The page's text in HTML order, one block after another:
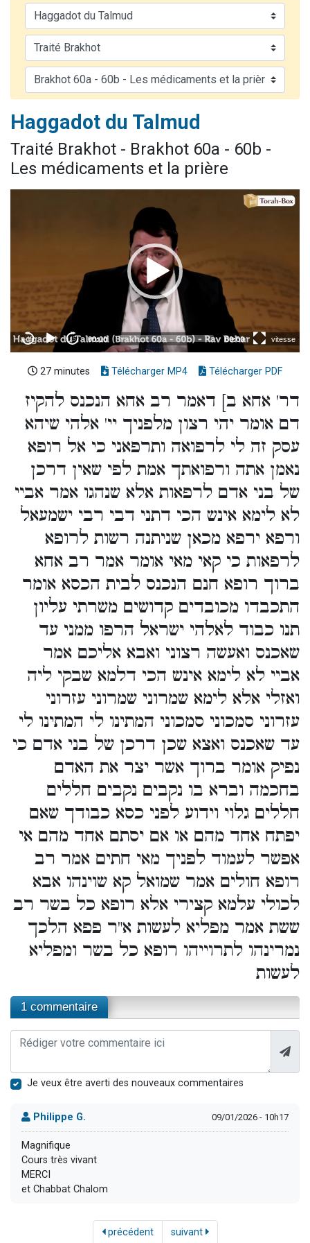
4 personnes viennent de nous rejoindre sur WhatsApp
3 personnes viennent de nous rejoindre sur WhatsApp
3 personnes viennent de faire un don pour 5 jours de vacances aux Orphelins
Odaya vient de donner son Maasser
2 personnes viennent de faire un don pour Tsédaka : pauvres d'Israel
Haggadot du Talmud
Traité Brakhot - Brakhot 60a - 60b -
Les médicaments et la prière
27 minutes Télécharger MP4 Télécharger PDF
דר' אחא ב] דאמר רב אחא הנכנס להקיז
דם אומר יהי רצון מלפניך יי' אלהי שיהא
עסק זה לי לרפואה ותרפאני כי אל רופא
נאמן אתה ורפואתך אמת לפי שאין דרכן
של בני אדם לרפאות אלא שנהגו אמר אביי
לא לימא אינש הכי דתני דבי רבי ישמעאל
ורפא ירפא מכאן שניתנה רשות לרופא
לרפאות כי קאי מאי אומר אמר רב אחא
ברוך רופא חנם הנכנס לבית הכסא אומר
התכבדו מכובדים קדושים משרתי עליון
תנו כבוד לאלהי ישראל הרפו ממני עד
שאכנס ואעשה רצוני ואבא אליכם אמר
אביי לא לימא אינש הכי דלמא שבקי ליה
ואזלי אלא לימא שמרוני שמרוני עזרוני
עזרוני סמכוני סמכוני המתינו לי המתינו לי
עד שאכנס ואצא שכן דרכן של בני אדם כי
נפיק אומר ברוך אשר יצר את האדם
בחכמה וברא בו נקבים נקבים חללים
חללים גלוי וידוע לפני כסא כבודך שאם
יפתח אחד מהם או אם יסתם אחד מהם אי
אפשר לעמוד לפניך מאי חתים אמר רב
רופא חולים אמר שמואל קא שוינהו אבא
לכולי עלמא קצירי אלא רופא כל בשר רב
ששת אמר מפליא לעשות א"ר פפא הלכך
נמרינהו לתרוייהו רופא כל בשר ומפליא
לעשות
1 commentaire
Je veux être averti des nouveaux commentaires
Philippe G. 09/01/2026 - 10h17
Magnifique
Cours très vivant
MERCI
et Chabbat Chalom
précédent suivant